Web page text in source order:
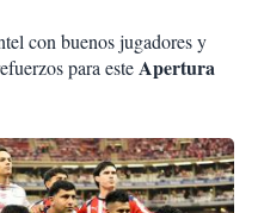
con buenos jugadores y
para esteApertura